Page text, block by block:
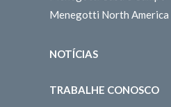
Menegotti North America
NOTÍCIAS
TRABALHE CONOSCO